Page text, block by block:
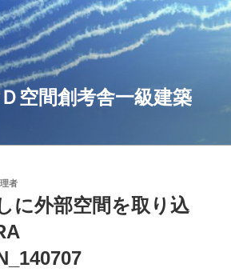
空間創考舎一級建築
者
に外部空間を取り込